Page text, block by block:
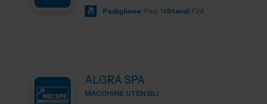
Padiglione: Pad. 14Stand: F24
ALGRA SPA
MACCHINE UTENSILI